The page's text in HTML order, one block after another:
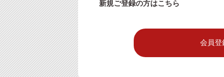
新規ご登録の方はこちら
会員登